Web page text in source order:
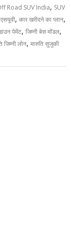
Road SUV India, SUV
,कार खरीदने का प्लान,
पेमेंट,जिम्नी बेस मॉडल,
जिम्नी लोन,मारुति सुजुकी